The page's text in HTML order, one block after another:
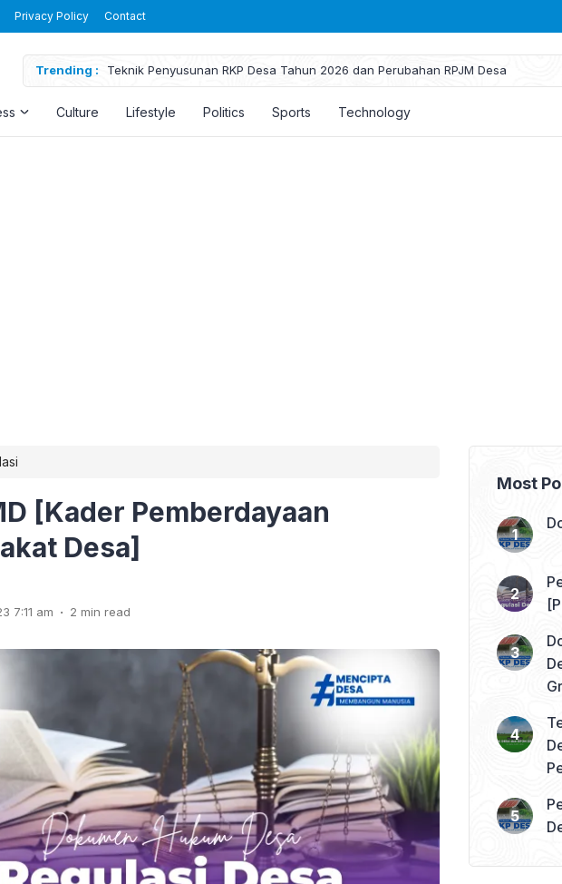
Privacy Policy Contact
Trending : Teknik Penyusunan RKP Desa Tahun 2026 dan Perubahan RPJM Desa
Culture Lifestyle Politics Sports Technology
[Kader Pemberdayaan
Desa]
7:11 am . 2 min read
Most